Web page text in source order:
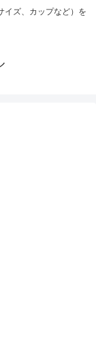
イズ、カップなど）を